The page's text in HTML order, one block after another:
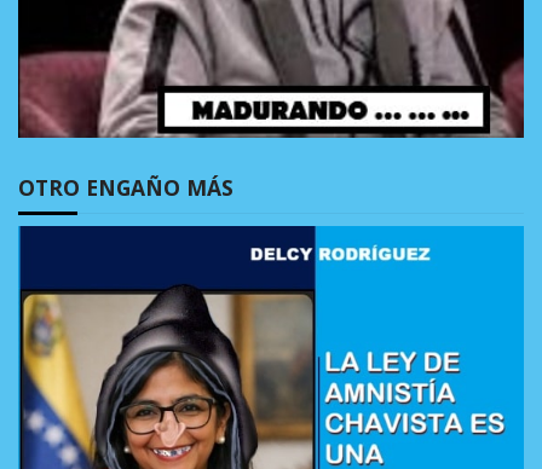
OTRO ENGAÑO MÁS